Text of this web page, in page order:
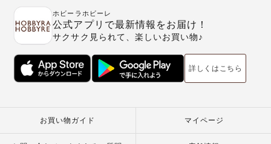
ホビーラホビーレ
公式アプリで最新情報をお届け！
サクサク見られて、楽しいお買い物♪
詳しくはこちら
お買い物ガイド マイページ